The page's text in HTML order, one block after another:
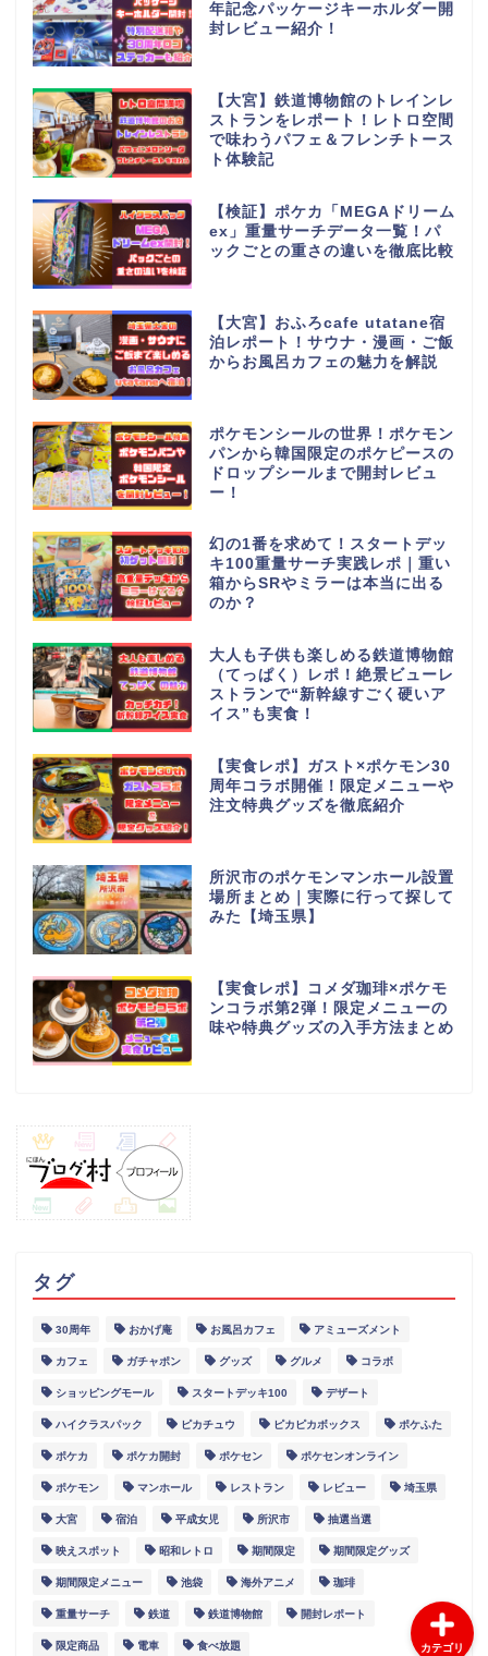
年記念パッケージキーホルダー開
封レビュー紹介！
【大宮】鉄道博物館のトレインレ
ストランをレポート！レトロ空間
で味わうパフェ＆フレンチトース
ト体験記
【検証】ポケカ「MEGAドリーム
ex」重量サーチデータ一覧！パ
ックごとの重さの違いを徹底比較
【大宮】おふろcafe utatane宿
泊レポート！サウナ・漫画・ご飯
からお風呂カフェの魅力を解説
ポケモンシールの世界！ポケモン
パンから韓国限定のポケピースの
ドロップシールまで開封レビュ
ー！
幻の1番を求めて！スタートデッ
キ100重量サーチ実践レポ｜重い
箱からSRやミラーは本当に出る
のか？
大人も子供も楽しめる鉄道博物館
（てっぱく）レポ！絶景ビューレ
ストランで“新幹線すごく硬いア
イス”も実食！
【実食レポ】ガスト×ポケモン30
周年コラボ開催！限定メニューや
注文特典グッズを徹底紹介
所沢市のポケモンマンホール設置
場所まとめ｜実際に行って探して
みた【埼玉県】
【実食レポ】コメダ珈琲×ポケモ
ンコラボ第2弾！限定メニューの
味や特典グッズの入手方法まとめ
タグ
30周年 おかげ庵 お風呂カフェ アミューズメント
カフェ ガチャポン グッズ グルメ コラボ
ショッピングモール スタートデッキ100 デザート
ハイクラスパック ピカチュウ ピカピカボックス ポケふた
ポケカ ポケカ開封 ポケセン ポケセンオンライン
ポケモン マンホール レストラン レビュー 埼玉県
大宮 宿泊 平成女児 所沢市 抽選当選
映えスポット 昭和レトロ 期間限定 期間限定グッズ
期間限定メニュー 池袋 海外アニメ 珈琲
重量サーチ 鉄道 鉄道博物館 開封レポート
限定商品 電車 食べ放題 カテゴリ
グルメ
スポット
イベント
レポート